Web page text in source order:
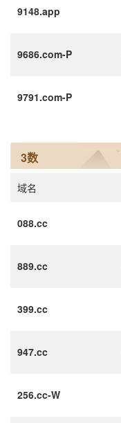
9148.app
9686.com-P
9791.com-P
3数
域名
088.cc
889.cc
399.cc
947.cc
256.cc-W